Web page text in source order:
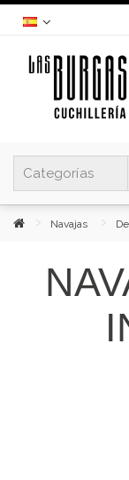
Navajas